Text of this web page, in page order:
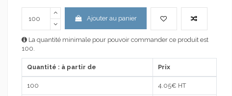
Ajouter au panier
La quantité minimale pour pouvoir commander ce produit est
100.
Quantité : à partir de Prix
100 4.05€ HT